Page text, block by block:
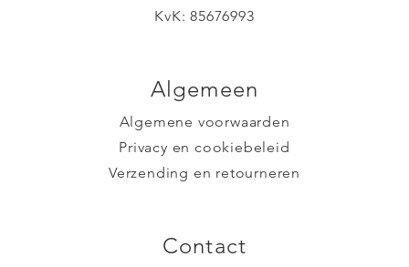
KvK: 85676993
Algemeen
Algemene voorwaarden
Privacy en cookiebeleid
Verzending en retourneren
Contact